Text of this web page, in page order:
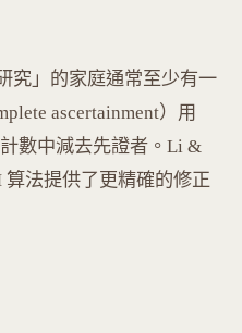
究」的家庭通常至少有一
ascertainment）用
數中減去先證者。Li &
算法提供了更精確的修正